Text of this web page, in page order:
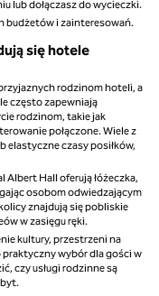
lub dołączasz do wycieczki.
budżetów i zainteresowań.
się hotele
rodzinom hoteli, a
często zapewniają
rodzinom, takie jak
połączone. Wiele z
elastyczne czasy posiłków,
Hall oferują łóżeczka,
osobom odwiedzającym
znajdują się pobliskie
w zasięgu ręki.
kultury, przestrzeni na
wybór dla gości w
czy usługi rodzinne są